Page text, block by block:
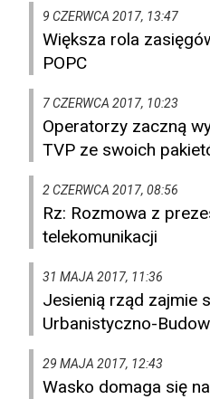
9 CZERWCA 2017, 13:47
Większa rola
POPC
7 CZERWCA 2017, 10:23
Operatorzy zaczną
TVP ze swoich
2 CZERWCA 2017, 08:56
Rz: Rozmowa z
telekomunikacji
31 MAJA 2017, 11:36
Jesienią rząd zajmie
Urbanistyczno-
29 MAJA 2017, 12:43
Wasko domaga się